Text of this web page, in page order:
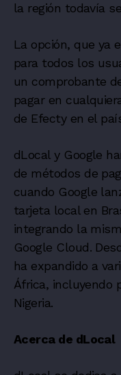
la región todavía
La opción, que ya
para todos los
un comprobante
pagar en
de Efecty en el
dLocal y Google
de métodos de
cuando Google
tarjeta local en
integrando la
Google Cloud.
ha expandido a
África, incluyendo
Nigeria.
Acerca de dLocal